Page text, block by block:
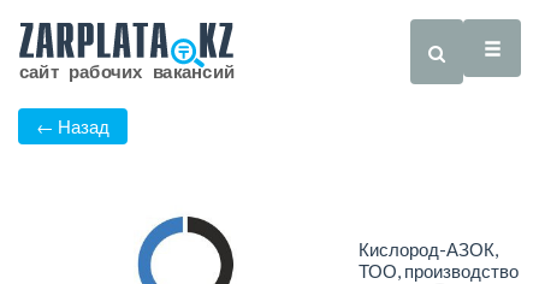
← Назад
Кислород-АЗОК,
ТОО, производство